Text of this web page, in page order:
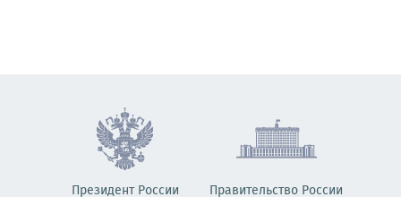
Президент России Правительство России